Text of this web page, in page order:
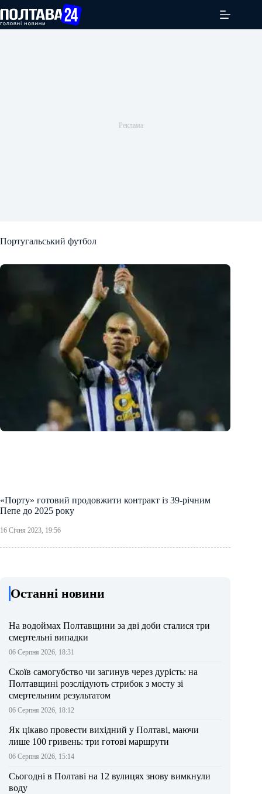
вмісту
Португальський футбол
«Порту» готовий продовжити контракт із 39-річним
Пепе до 2025 року
16 Січня 2023, 19:56
Останні новини
На водоймах Полтавщини за дві доби сталися три
смертельні випадки
06 Серпня 2026, 18:31
Скоїв самогубство чи загинув через дурість: на
Полтавщині розслідують стрибок з мосту зі
смертельним результатом
06 Серпня 2026, 18:12
Як цікаво провести вихідний у Полтаві, маючи
лише 100 гривень: три готові маршрути
06 Серпня 2026, 15:14
Сьогодні в Полтаві на 12 вулицях знову вимкнули
воду